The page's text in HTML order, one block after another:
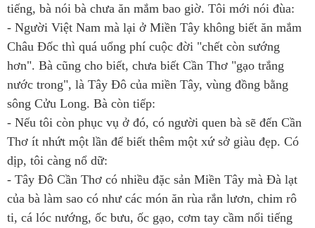
tiếng, bà nói bà chưa ăn mắm bao giờ. Tôi mới nói đùa:
- Người Việt Nam mà lại ở Miền Tây không biết ăn mắm
Châu Đốc thì quá uổng phí cuộc đời "chết còn sướng
hơn". Bà cũng cho biết, chưa biết Cần Thơ "gạo trắng
nước trong", là Tây Đô của miền Tây, vùng đồng bằng
sông Cửu Long. Bà còn tiếp:
- Nếu tôi còn phục vụ ở đó, có người quen bà sẽ đến Cần
Thơ ít nhứt một lần để biết thêm một xứ sở giàu đẹp. Có
dịp, tôi càng nổ dữ:
- Tây Đô Cần Thơ có nhiều đặc sản Miền Tây mà Đà lạt
của bà làm sao có như các món ăn rùa rắn lươn, chim rô
ti, cá lóc nướng, ốc bưu, ốc gạo, cơm tay cầm nổi tiếng